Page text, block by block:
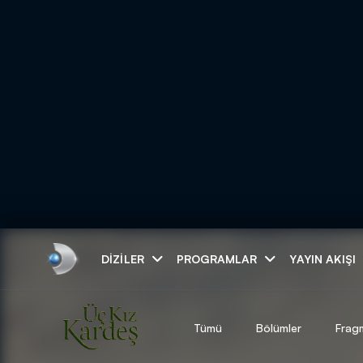
DIZILER PROGRAMLAR YAYIN AKIŞI
Tümü Bölümler